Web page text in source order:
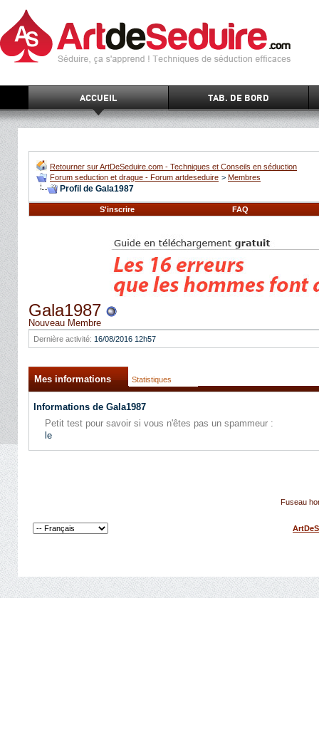
ACCUEIL TAB. DE BORD
Retourner sur ArtDeSeduire.com - Techniques et Conseils en séduction
Forum seduction et drague - Forum artdeseduire > Membres
Profil de Gala1987
S'inscrire FAQ
Gala1987
Nouveau Membre
Dernière activité: 16/08/2016 12h57
Mes informations Statistiques
Informations de Gala1987
Petit test pour savoir si vous n'êtes pas un spammeur :
le
Fuseau